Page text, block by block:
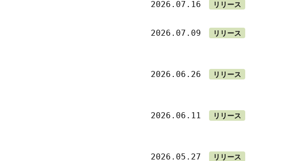
2026.07.16 リリース
2026.07.09 リリース
2026.06.26 リリース
2026.06.11 リリース
2026.05.27 リリース